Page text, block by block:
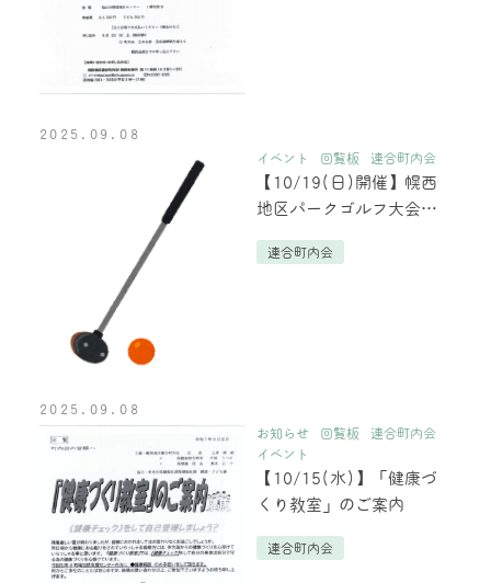
2025.09.08
イベント
回覧板 連合町内会
【10/19(日)開催】幌西
地区パークゴルフ大会の
連合町内会
2025.09.08
お知らせ
回覧板
連合町内会
イベント
【10/15(水)】「健康づ
くり教室」のご案内
連合町内会